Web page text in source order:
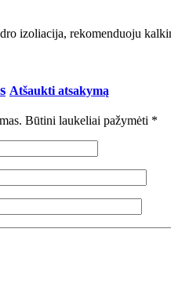
izoliacija, rekomenduoju
Atšaukti atsakymą
Būtini laukeliai pažymėti *